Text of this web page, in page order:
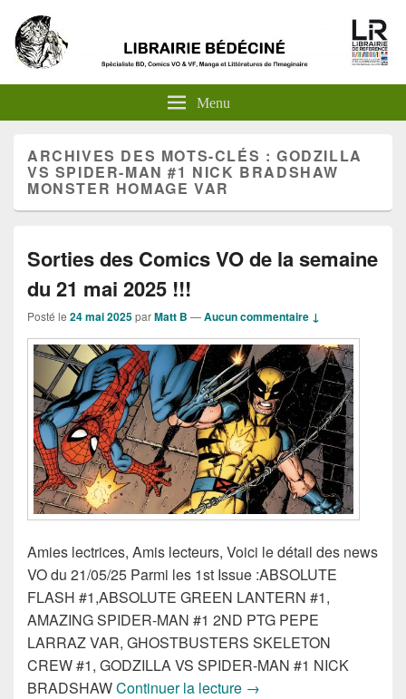
Menu
ARCHIVES DES MOTS-CLÉS :GODZILLA
VS SPIDER-MAN #1 NICK BRADSHAW
MONSTER HOMAGE VAR
Sorties des Comics VO de la semaine
du 21 mai 2025 !!!
Posté le 24 mai 2025parMatt B —Aucun commentaire ↓
Amies lectrices, Amis lecteurs, Voici le détail des news
VO du 21/05/25 Parmi les 1st Issue :ABSOLUTE
FLASH #1,ABSOLUTE GREEN LANTERN #1,
AMAZING SPIDER-MAN #1 2ND PTG PEPE
LARRAZ VAR, GHOSTBUSTERS SKELETON
CREW #1, GODZILLA VS SPIDER-MAN #1 NICK
BRADSHAWContinuer la lecture Sorties des Comics VO
→